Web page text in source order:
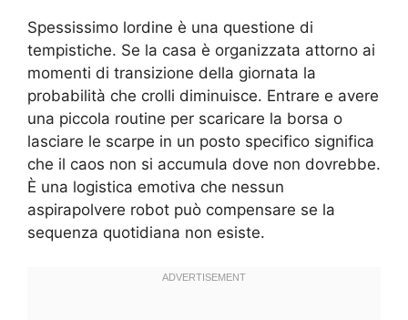
Spessissimo lordine è una questione di
tempistiche. Se la casa è organizzata attorno ai
momenti di transizione della giornata la
probabilità che crolli diminuisce. Entrare e avere
una piccola routine per scaricare la borsa o
lasciare le scarpe in un posto specifico significa
che il caos non si accumula dove non dovrebbe.
È una logistica emotiva che nessun
aspirapolvere robot può compensare se la
sequenza quotidiana non esiste.